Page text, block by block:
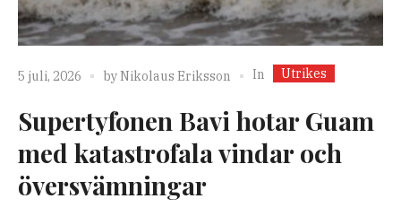
5 juli, 2026 byNikolaus Eriksson In Utrikes
Supertyfonen Bavi hotar Guam
med katastrofala vindar och
översvämningar